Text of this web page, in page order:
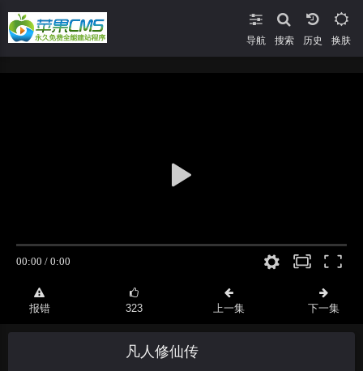
导航 搜索 换肤
报错 323 上一集 下一集
凡人修仙传